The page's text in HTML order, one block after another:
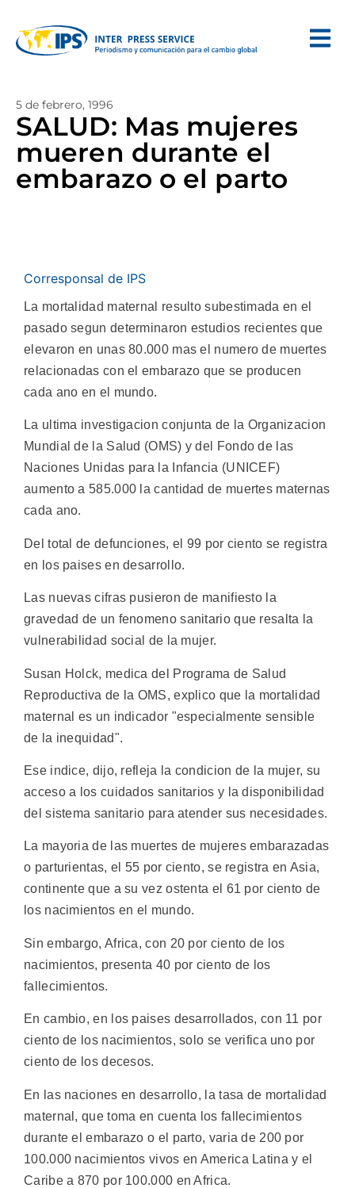
5 de febrero, 1996
SALUD: Mas mujeres
mueren durante el
embarazo o el parto
Corresponsal de IPS
La mortalidad maternal resulto subestimada en el
pasado segun determinaron estudios recientes que
elevaron en unas 80.000 mas el numero de muertes
relacionadas con el embarazo que se producen
cada ano en el mundo.
La ultima investigacion conjunta de la Organizacion
Mundial de la Salud (OMS) y del Fondo de las
Naciones Unidas para la Infancia (UNICEF)
aumento a 585.000 la cantidad de muertes maternas
cada ano.
Del total de defunciones, el 99 por ciento se registra
en los paises en desarrollo.
Las nuevas cifras pusieron de manifiesto la
gravedad de un fenomeno sanitario que resalta la
vulnerabilidad social de la mujer.
Susan Holck, medica del Programa de Salud
Reproductiva de la OMS, explico que la mortalidad
maternal es un indicador "especialmente sensible
de la inequidad".
Ese indice, dijo, refleja la condicion de la mujer, su
acceso a los cuidados sanitarios y la disponibilidad
del sistema sanitario para atender sus necesidades.
La mayoria de las muertes de mujeres embarazadas
o parturientas, el 55 por ciento, se registra en Asia,
continente que a su vez ostenta el 61 por ciento de
los nacimientos en el mundo.
Sin embargo, Africa, con 20 por ciento de los
nacimientos, presenta 40 por ciento de los
fallecimientos.
En cambio, en los paises desarrollados, con 11 por
ciento de los nacimientos, solo se verifica uno por
ciento de los decesos.
En las naciones en desarrollo, la tasa de mortalidad
maternal, que toma en cuenta los fallecimientos
durante el embarazo o el parto, varia de 200 por
100.000 nacimientos vivos en America Latina y el
Caribe a 870 por 100.000 en Africa.